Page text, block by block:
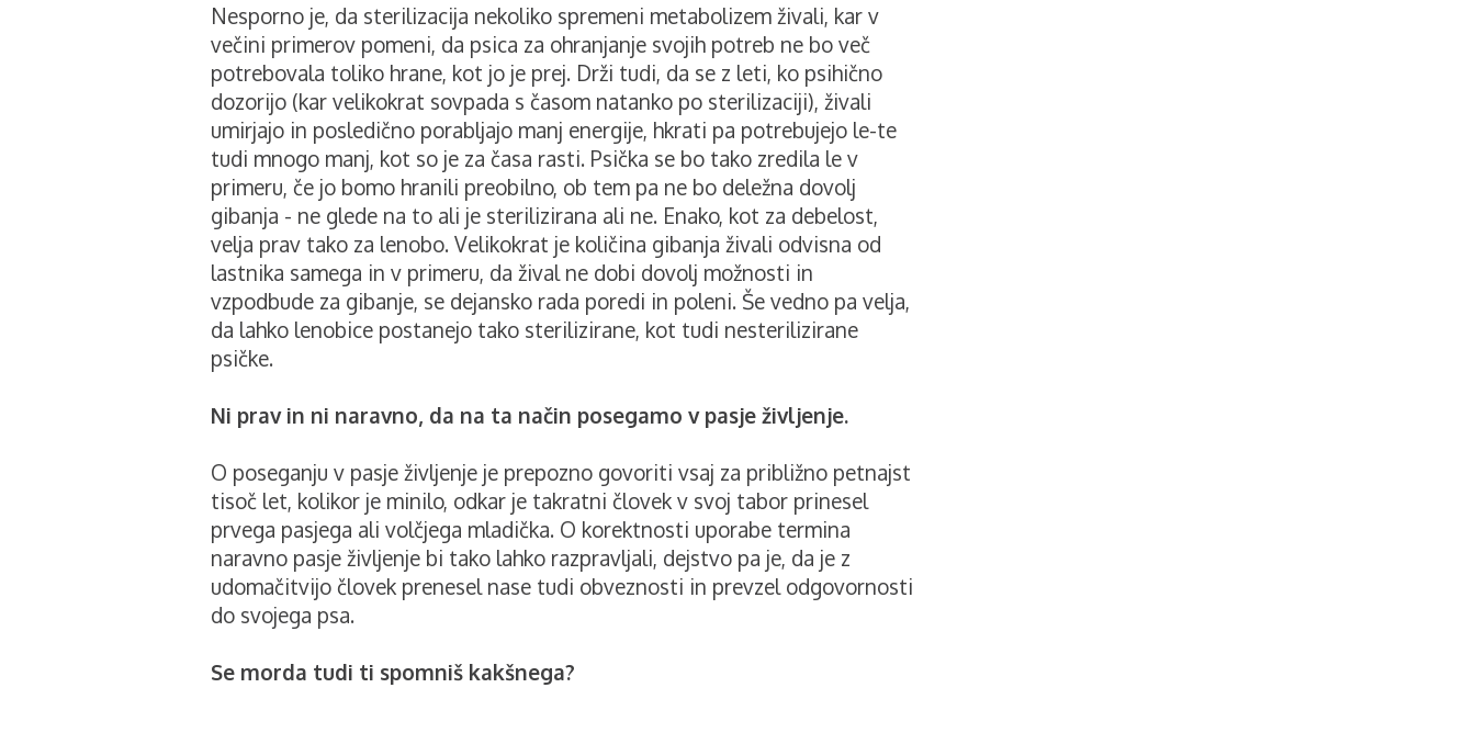
Nesporno je, da sterilizacija nekoliko spremeni metabolizem živali, kar v
večini primerov pomeni, da psica za ohranjanje svojih potreb ne bo več
potrebovala toliko hrane, kot jo je prej. Drži tudi, da se z leti, ko psihično
dozorijo (kar velikokrat sovpada s časom natanko po sterilizaciji), živali
umirjajo in posledično porabljajo manj energije, hkrati pa potrebujejo le-te
tudi mnogo manj, kot so je za časa rasti. Psička se bo tako zredila le v
primeru, če jo bomo hranili preobilno, ob tem pa ne bo deležna dovolj
gibanja - ne glede na to ali je sterilizirana ali ne. Enako, kot za debelost,
velja prav tako za lenobo. Velikokrat je količina gibanja živali odvisna od
lastnika samega in v primeru, da žival ne dobi dovolj možnosti in
vzpodbude za gibanje, se dejansko rada poredi in poleni. Še vedno pa velja,
da lahko lenobice postanejo tako sterilizirane, kot tudi nesterilizirane
psičke.
Ni prav in ni naravno, da na ta način posegamo v pasje življenje.
O poseganju v pasje življenje je prepozno govoriti vsaj za približno petnajst
tisoč let, kolikor je minilo, odkar je takratni človek v svoj tabor prinesel
prvega pasjega ali volčjega mladička. O korektnosti uporabe termina
naravno pasje življenje bi tako lahko razpravljali, dejstvo pa je, da je z
udomačitvijo človek prenesel nase tudi obveznosti in prevzel odgovornosti
do svojega psa.
Se morda tudi ti spomniš kakšnega?